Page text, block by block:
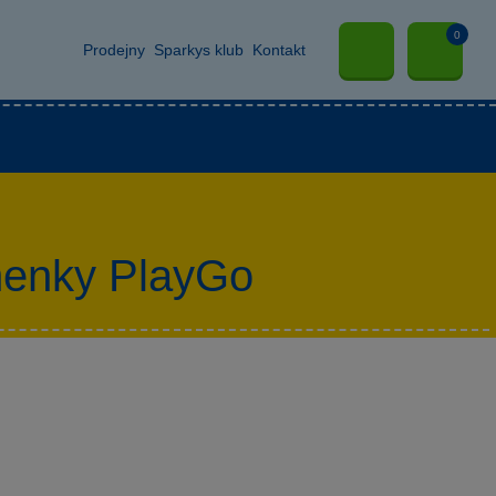
Prodejny Sparkys klub Kontakt
0
PlayGo